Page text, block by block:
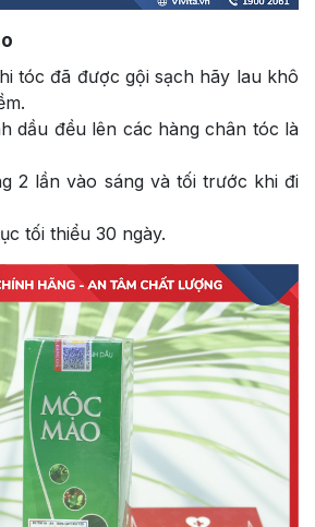
tóc đã được gội sạch hãy lau khô
dầu đều lên các hàng chân tóc là
2 lần vào sáng và tối trước khi đi
tối thiểu 30 ngày.